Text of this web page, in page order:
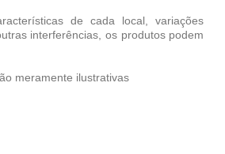
de cada local, variações
interferências, os produtos podem
meramente ilustrativas